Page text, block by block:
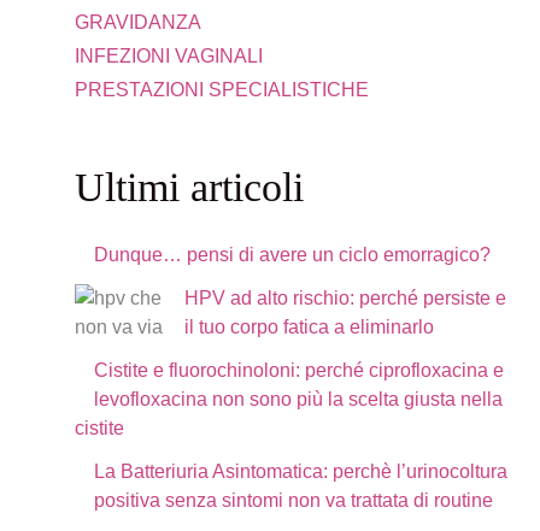
GRAVIDANZA
INFEZIONI VAGINALI
PRESTAZIONI SPECIALISTICHE
Ultimi articoli
Dunque… pensi di avere un ciclo emorragico?
HPV ad alto rischio: perché persiste e
il tuo corpo fatica a eliminarlo
Cistite e fluorochinoloni: perché ciprofloxacina e
levofloxacina non sono più la scelta giusta nella
cistite
La Batteriuria Asintomatica: perchè l’urinocoltura
positiva senza sintomi non va trattata di routine